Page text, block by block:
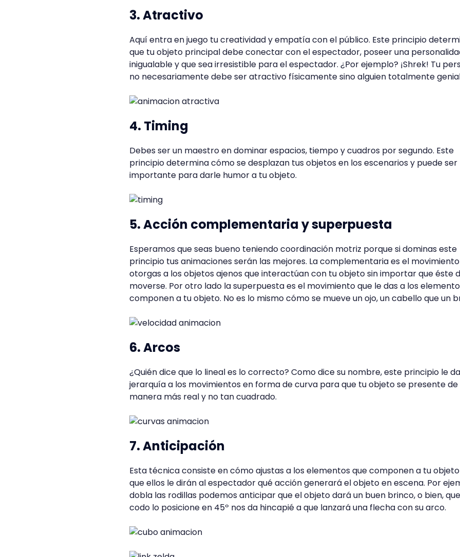
3. Atractivo
Aquí entra en juego tu creatividad y empatía con el público. Este principio
que tu objeto principal debe conectar con el espectador, poseer una
inigualable y que sea irresistible para el espectador. ¿Por ejemplo? ¡Shrek! Tu
no necesariamente debe ser atractivo físicamente sino alguien totalmente
4. Timing
Debes ser un maestro en dominar espacios, tiempo y cuadros por segundo. Este
principio determina cómo se desplazan tus objetos en los escenarios y puede ser
importante para darle humor a tu objeto.
5. Acción complementaria y superpuesta
Esperamos que seas bueno teniendo coordinación motriz porque si dominas este
principio tus animaciones serán las mejores. La complementaria es el
otorgas a los objetos ajenos que interactúan con tu objeto sin importar que éste
moverse. Por otro lado la superpuesta es el movimiento que le das a los
componen a tu objeto. No es lo mismo cómo se mueve un ojo, un cabello que un
6. Arcos
¿Quién dice que lo lineal es lo correcto? Como dice su nombre, este principio le da
jerarquía a los movimientos en forma de curva para que tu objeto se presente de
manera más real y no tan cuadrado.
7. Anticipación
Esta técnica consiste en cómo ajustas a los elementos que componen a tu
que ellos le dirán al espectador qué acción generará el objeto en escena. Por
dobla las rodillas podemos anticipar que el objeto dará un buen brinco, o bien,
codo lo posicione en 45º nos da hincapié a que lanzará una flecha con su arco.